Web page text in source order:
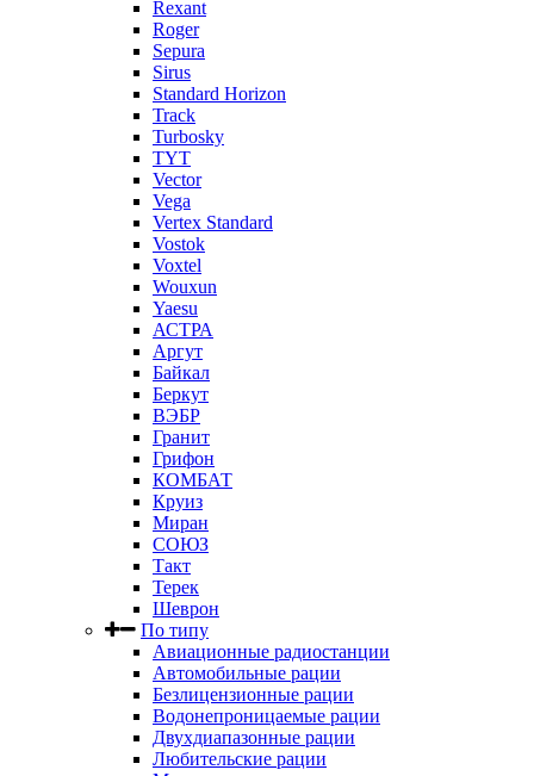
Rexant
Roger
Sepura
Sirus
Standard Horizon
Track
Turbosky
TYT
Vector
Vega
Vertex Standard
Vostok
Voxtel
Wouxun
Yaesu
АСТРА
Аргут
Байкал
Беркут
ВЭБР
Гранит
Грифон
КОМБАТ
Круиз
Миран
СОЮЗ
Такт
Терек
Шеврон
По типу
Авиационные радиостанции
Автомобильные рации
Безлицензионные рации
Водонепроницаемые рации
Двухдиапазонные рации
Любительские рации